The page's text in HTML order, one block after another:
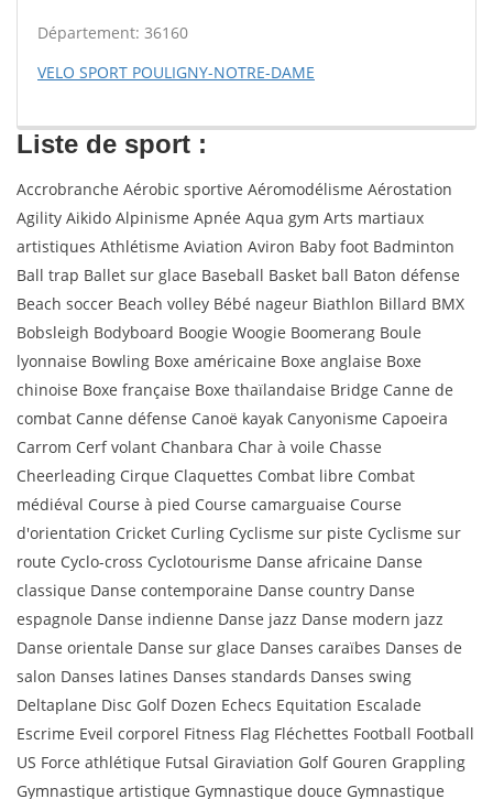
Département: 36160
VELO SPORT POULIGNY-NOTRE-DAME
Liste de sport :
Accrobranche Aérobic sportive Aéromodélisme Aérostation
Agility Aikido Alpinisme Apnée Aqua gym Arts martiaux
artistiques Athlétisme Aviation Aviron Baby foot Badminton
Ball trap Ballet sur glace Baseball Basket ball Baton défense
Beach soccer Beach volley Bébé nageur Biathlon Billard BMX
Bobsleigh Bodyboard Boogie Woogie Boomerang Boule
lyonnaise Bowling Boxe américaine Boxe anglaise Boxe
chinoise Boxe française Boxe thaïlandaise Bridge Canne de
combat Canne défense Canoë kayak Canyonisme Capoeira
Carrom Cerf volant Chanbara Char à voile Chasse
Cheerleading Cirque Claquettes Combat libre Combat
médiéval Course à pied Course camarguaise Course
d'orientation Cricket Curling Cyclisme sur piste Cyclisme sur
route Cyclo-cross Cyclotourisme Danse africaine Danse
classique Danse contemporaine Danse country Danse
espagnole Danse indienne Danse jazz Danse modern jazz
Danse orientale Danse sur glace Danses caraïbes Danses de
salon Danses latines Danses standards Danses swing
Deltaplane Disc Golf Dozen Echecs Equitation Escalade
Escrime Eveil corporel Fitness Flag Fléchettes Football Football
US Force athlétique Futsal Giraviation Golf Gouren Grappling
Gymnastique artistique Gymnastique douce Gymnastique